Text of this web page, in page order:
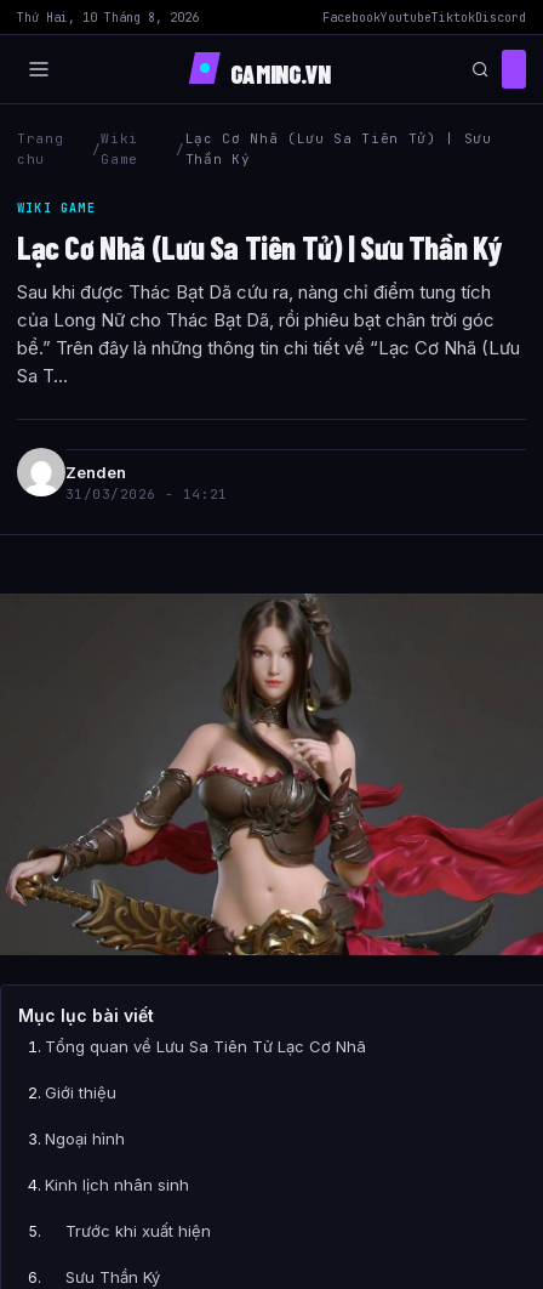
Thứ Hai, 10 Tháng 8, 2026 FacebookYoutubeTiktokDiscord
GAMING.VN
Trang
chu
/
Wiki
Game
/
Lạc Cơ Nhã (Lưu Sa Tiên Tử) | Sưu
Thần Ký
WIKI GAME
Lạc Cơ Nhã (Lưu Sa Tiên Tử) | Sưu Thần Ký
Sau khi được Thác Bạt Dã cứu ra, nàng chỉ điểm tung tích
của Long Nữ cho Thác Bạt Dã, rồi phiêu bạt chân trời góc
bể.” Trên đây là những thông tin chi tiết về “Lạc Cơ Nhã (Lưu
Sa T...
Zenden
31/03/2026 - 14:21
Mục lục bài viết
Tổng quan về Lưu Sa Tiên Tử Lạc Cơ Nhã
Giới thiệu
Ngoại hình
Kinh lịch nhân sinh
Trước khi xuất hiện
Sưu Thần Ký